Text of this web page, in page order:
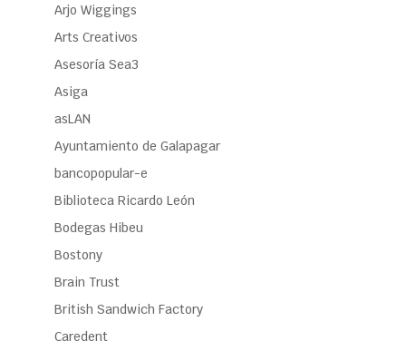
Arjo Wiggings
Arts Creativos
Asesoría Sea3
Asiga
asLAN
Ayuntamiento de Galapagar
bancopopular-e
Biblioteca Ricardo León
Bodegas Hibeu
Bostony
Brain Trust
British Sandwich Factory
Caredent